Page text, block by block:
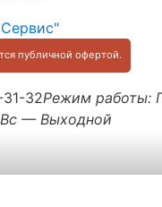
публичной офертой.
32Режим работы:
— Выходной